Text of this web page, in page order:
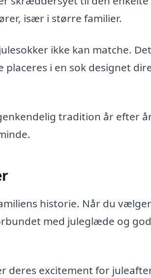
især i større familier.
ikke kan matche.
i en sok designet
tradition år efter
historie. Når du vælger
med juleglæde og
deres excitement for